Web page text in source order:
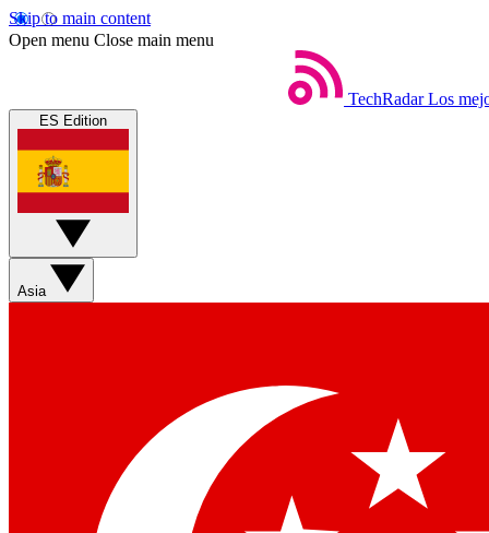
Skip to main content
Open menu Close main menu
TechRadar Los
ES Edition
Asia